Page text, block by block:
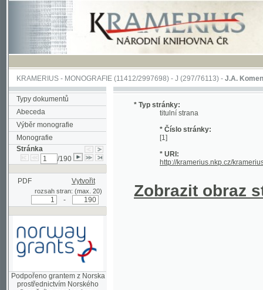
KRAMERIUS-MONOGRAFIE(11412/2997698) -J (297/76113)-J.A. Komenského
Typy dokumentů
Abeceda
Výběr monografie
Monografie
Stránka
/190
PDF Vytvořit
rozsah stran: (max. 20)
Podpořeno grantem z Norska
prostřednictvím Norského
* Typ stránky:
titulní strana
* Číslo stránky:
* URI: